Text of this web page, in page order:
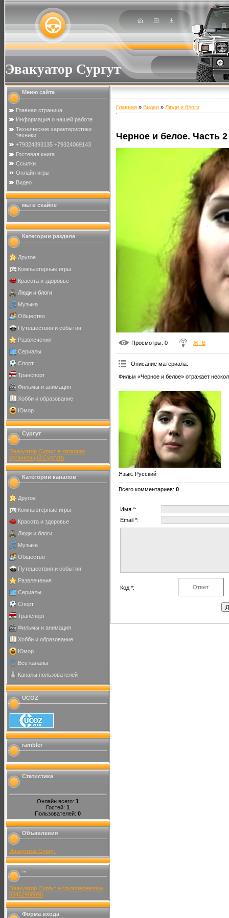
Эвакуатор Сургут
Меню сайта
Главная страница
Информация о нашей работе
Технические характеристики
техники
+79324393135 +79324069143
Гостевая книга
Ссылки
Онлайн игры
Видео
мы в скайпе
Категории раздела
Другое
Компьютерные игры
Красота и здоровье
Люди и блоги
Музыка
Общество
Путешествия и события
Развлечения
Сериалы
Спорт
Транспорт
Фильмы и анимация
Хобби и образование
Юмор
Сургут
Эвакуатор Сургут в каталоге
организаций Сургута
Категории каналов
Другое
Компьютерные игры
Красота и здоровье
Люди и блоги
Музыка
Общество
Путешествия и события
Развлечения
Сериалы
Спорт
Транспорт
Фильмы и анимация
Хобби и образование
Юмор
Все каналы
Каналы пользователей
UCOZ
rambler
Статистика
Онлайн всего: 1
Гостей: 1
Пользователей: 0
Объявления
Эвакуатор Сургут
...
Эвакуатор Сургут и грузоперевозки
83462900090
Форма входа
Главная » Видео » Люди и блоги
Черное и белое. Часть 2
Просмотры: 0 ЖТВ
Описание материала:
Фильм «Черное и белое» отражает
Язык: Русский
Всего комментариев: 0
Имя *:
Email *:
Код *: